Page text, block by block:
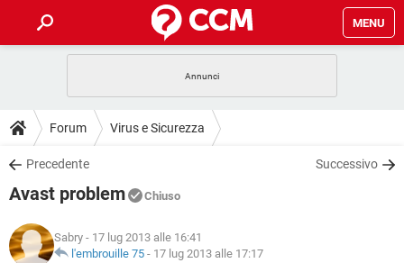
MENU
INTRATTENIMENTO ANDROID
iOS
INSTAGRAM
TIKTOK
HARDWARE
GUIDE
COVID-19
INSTAGRAM
DOWNLOAD
COVID-19
INTRATTENIMENTO
iOS WINDOWS 10
COVID-19
GLOSSARIO
Forum Virus e Sicurezza
Precedente Successivo
Avast problem Chiuso
Sabry - 17 lug 2013 alle 16:41
l'embrouille 75 - 17 lug 2013 alle 17:17